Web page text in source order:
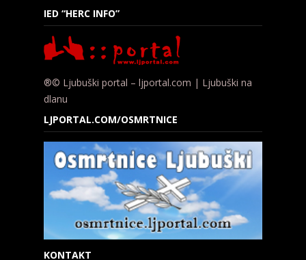
IED “HERC INFO”
®© Ljubuški portal – ljportal.com | Ljubuški na
dlanu
LJPORTAL.COM/OSMRTNICE
KONTAKT